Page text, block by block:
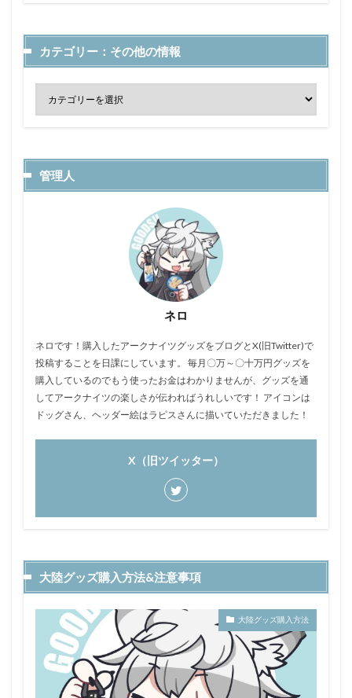
カテゴリー：その他の情報
管理人
ネロ
ネロです！購入したアークナイツグッズをブログとX(旧Twitter)で
投稿することを日課にしています。 毎月〇万～〇十万円グッズを
購入しているのでもう使ったお金はわかりませんが、グッズを通
してアークナイツの楽しさが伝わればうれしいです！ アイコンは
ドッグさん、ヘッダー絵はラピスさんに描いていただきました！
X（旧ツイッター）
大陸グッズ購入方法&注意事項
大陸グッズ購入方法